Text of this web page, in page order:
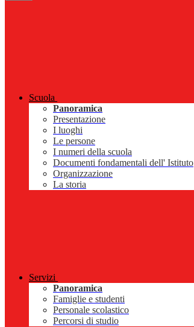
Scuola
Panoramica
Presentazione
I luoghi
Le persone
I numeri della scuola
Documenti fondamentali dell' Istituto
Organizzazione
La storia
Servizi
Panoramica
Famiglie e studenti
Personale scolastico
Percorsi di studio